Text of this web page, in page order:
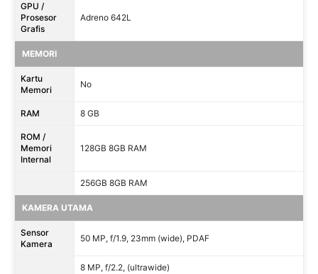
GPU /
Prosesor
Grafis
Adreno 642L
MEMORI
Kartu
Memori
No
RAM 8 GB
ROM /
Memori
Internal
128GB 8GB RAM
256GB 8GB RAM
KAMERA UTAMA
Sensor
Kamera
50 MP, f/1.9, 23mm (wide), PDAF
8 MP, f/2.2, (ultrawide)